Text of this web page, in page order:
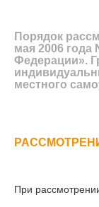
Порядок
мая 2006
Федерации».
местного
При